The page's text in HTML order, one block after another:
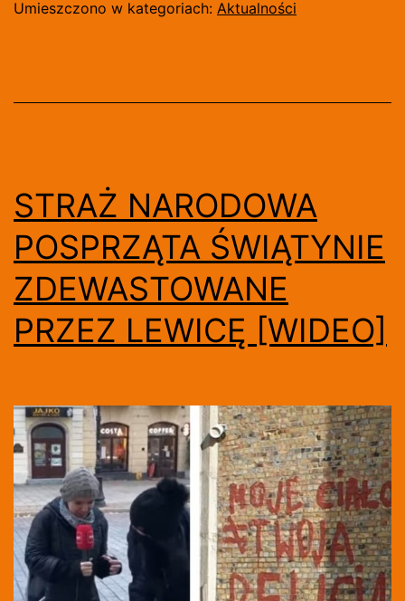
POLSKICH
KATOLIKÓW
Umieszczono w kategoriach: Aktualności
STRAŻ NARODOWA
POSPRZĄTA ŚWIĄTYNIE
ZDEWASTOWANE
PRZEZ LEWICĘ [WIDEO]